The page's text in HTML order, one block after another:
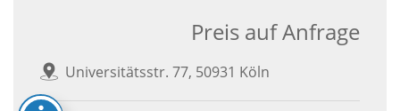
Universitätsstr. 77, 50931 Köln
Preis auf Anfrage